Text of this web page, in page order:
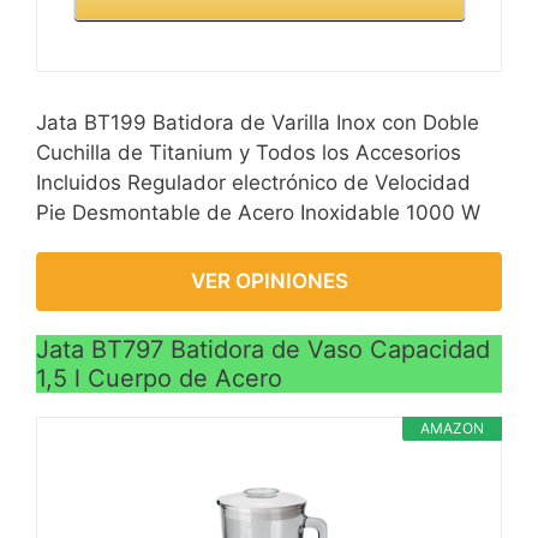
Jata BT199 Batidora de Varilla Inox con Doble
Cuchilla de Titanium y Todos los Accesorios
Incluidos Regulador electrónico de Velocidad
Pie Desmontable de Acero Inoxidable 1000 W
VER OPINIONES
Jata BT797 Batidora de Vaso Capacidad
1,5 l Cuerpo de Acero
AMAZON